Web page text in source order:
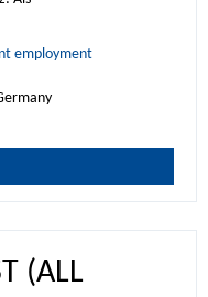
employment
(ALL